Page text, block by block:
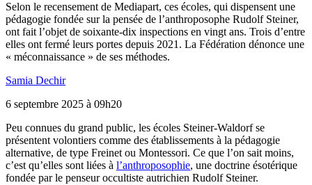
Selon le recensement de Mediapart, ces écoles, qui dispensent une
pédagogie fondée sur la pensée de l’anthroposophe Rudolf Steiner,
ont fait l’objet de soixante-dix inspections en vingt ans. Trois d’entre
elles ont fermé leurs portes depuis 2021. La Fédération dénonce une
« méconnaissance » de ses méthodes.
Samia Dechir
6 septembre 2025 à 09h20
Peu connues du grand public, les écoles Steiner-Waldorf se
présentent volontiers comme des établissements à la pédagogie
alternative, de type Freinet ou Montessori. Ce que l’on sait moins,
c’est qu’elles sont liées à l’anthroposophie, une doctrine ésotérique
fondée par le penseur occultiste autrichien Rudolf Steiner.